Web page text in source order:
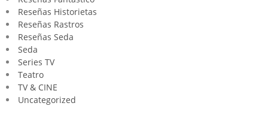
Reseñas Historietas
Reseñas Rastros
Reseñas Seda
Seda
Series TV
Teatro
TV & CINE
Uncategorized